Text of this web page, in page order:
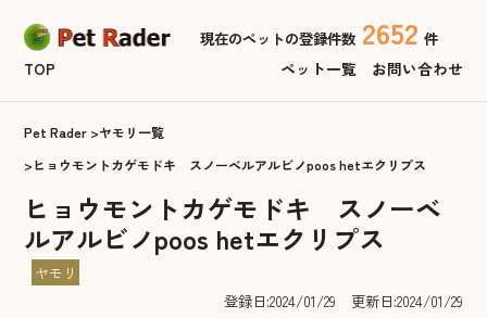
現在のペットの登録件数 2652 件
TOP
ペット一覧 お問い合わせ
Pet Rader
ヤモリ一覧
ヒョウモントカゲモドキ スノーベルアルビノpoos hetエクリプス
ヒョウモントカゲモドキ スノーベ
ルアルビノpoos hetエクリプス
ヤモリ
登録日:2024/01/29
更新日:2024/01/29